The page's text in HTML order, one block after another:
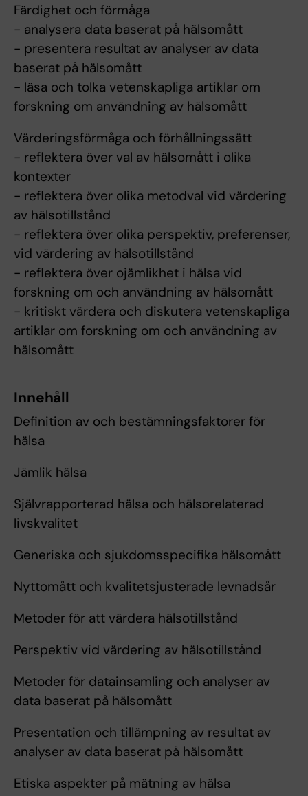
Färdighet och förmåga
- analysera data baserat på hälsomått
- presentera resultat av analyser av data
baserat på hälsomått
- läsa och tolka vetenskapliga artiklar om
forskning om användning av hälsomått
Värderingsförmåga och förhållningssätt
- reflektera över val av hälsomått i olika
kontexter
- reflektera över olika metodval vid värdering
av hälsotillstånd
- reflektera över olika perspektiv, preferenser,
vid värdering av hälsotillstånd
- reflektera över ojämlikhet i hälsa vid
forskning om och användning av hälsomått
- kritiskt värdera och diskutera vetenskapliga
artiklar om forskning om och användning av
hälsomått
Innehåll
Definition av och bestämningsfaktorer för
hälsa
Jämlik hälsa
Självrapporterad hälsa och hälsorelaterad
livskvalitet
Generiska och sjukdomsspecifika hälsomått
Nyttomått och kvalitetsjusterade levnadsår
Metoder för att värdera hälsotillstånd
Perspektiv vid värdering av hälsotillstånd
Metoder för datainsamling och analyser av
data baserat på hälsomått
Presentation och tillämpning av resultat av
analyser av data baserat på hälsomått
Etiska aspekter på mätning av hälsa